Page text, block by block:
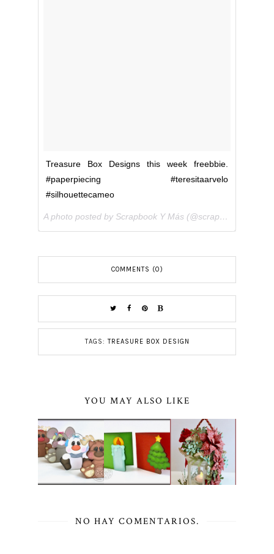
Treasure Box Designs this week freebbie.
#paperpiecing #teresitaarvelo
#silhouettecameo
A photo posted by Scrapbook Y Más (@scrapbookymas) on
COMMENTS (0)
TAGS:TREASURE BOX DESIGN
YOU MAY ALSO LIKE
NO HAY COMENTARIOS.